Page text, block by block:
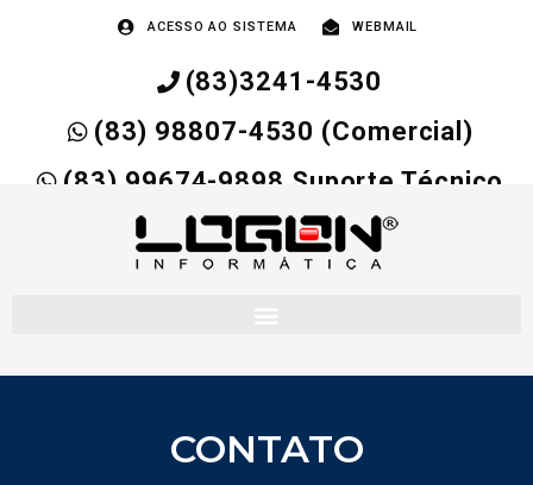
ACESSO AO SISTEMA WEBMAIL
(83)3241-4530
(83) 98807-4530 (Comercial)
(83) 99674-9898 Suporte Técnico
CONTATO